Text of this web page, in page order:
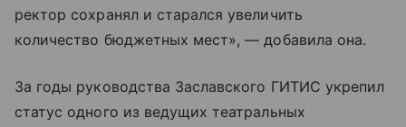
ректор сохранял и старался увеличить
количество бюджетных мест», — добавила она.
За годы руководства Заславского ГИТИС укрепил
статус одного из ведущих театральных